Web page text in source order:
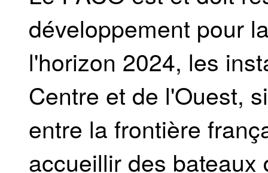
développement pour
l'horizon 2024, les
Centre et de l'Ouest,
entre la frontière
accueillir des